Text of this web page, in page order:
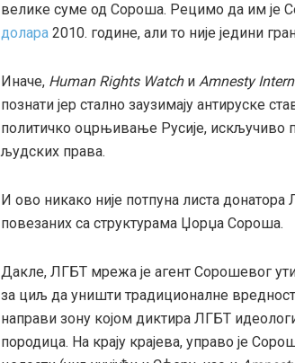
велике суме од Сороша. Рецимо да им је
долара 2010. године, али то није једини
Иначе, Human Rights Watchи Amnesty
познати јер стално заузимају антируске
политичко оцрњивање Русије, искључиво
људских права.
И ово никако није потпуна листа
повезаних са структурама Џорџа Сороша.
Дакле, ЛГБТ мрежа је агент Сорошевог
за циљ да уништи традиционалне
направи зону којом диктира ЛГБТ
породица. На крају крајева, управо је